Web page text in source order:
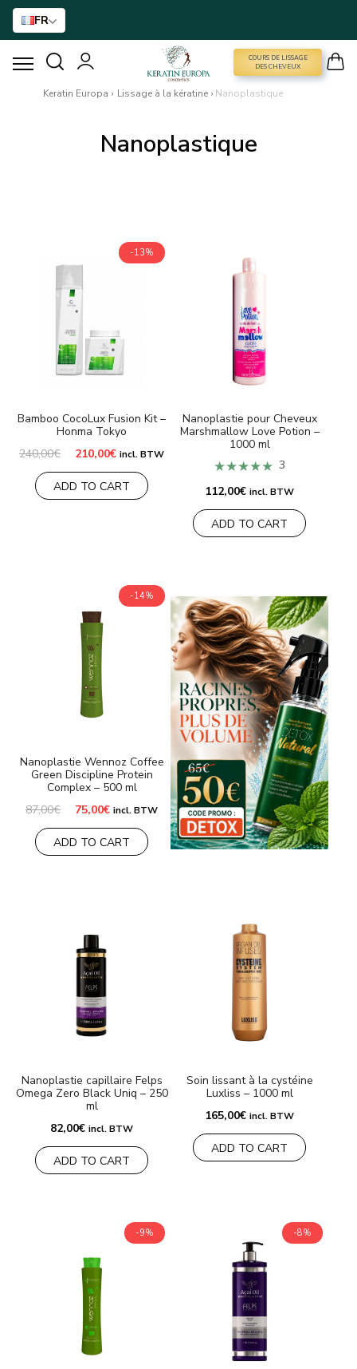
FR
COURS DE LISSAGE
DES CHEVEUX
COURS DE LISSAGE DES CHEVEUX
SOINS À DOMICILE
NANO GOLD
ACCESSOIRES
Livraison et Paiement
Questions fréquemment posées
Contactez nous
Keratin Europa › Lissage à la kératine › Nanoplastique
Nanoplastique
-13%
Bamboo CocoLux Fusion Kit –
Honma Tokyo
240,00€ Le
initial
était :
240,00€.
210,00€Le
actuel
est :
210,00€.
incl. BTW
ADD TO CART
Nanoplastie pour Cheveux
Marshmallow Love Potion –
1000 ml
★★★★★ 3
112,00€ incl. BTW
ADD TO CART
-14%
Nanoplastie Wennoz Coffee
Green Discipline Protein
Complex – 500 ml
87,00€ Le
initial
était :
87,00€.
75,00€Le
actuel
est :
75,00€.
incl. BTW
ADD TO CART
Nanoplastie capillaire Felps
Omega Zero Black Uniq – 250
ml
82,00€ incl. BTW
ADD TO CART
Soin lissant à la cystéine
Luxliss – 1000 ml
165,00€ incl. BTW
ADD TO CART
-9% -8%